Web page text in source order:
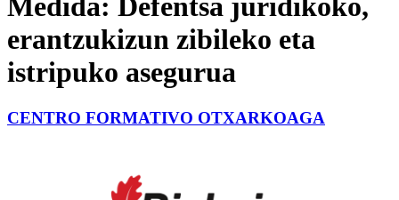
Medida: Defentsa juridikoko,
erantzukizun zibileko eta
istripuko asegurua
CENTRO FORMATIVO OTXARKOAGA